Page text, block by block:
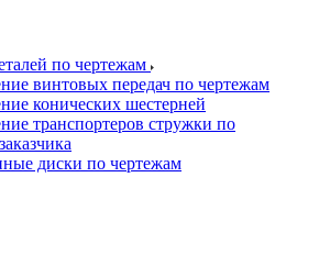
по чертежам
винтовых передач по чертежам
конических шестерней
транспортеров стружки по
диски по чертежам